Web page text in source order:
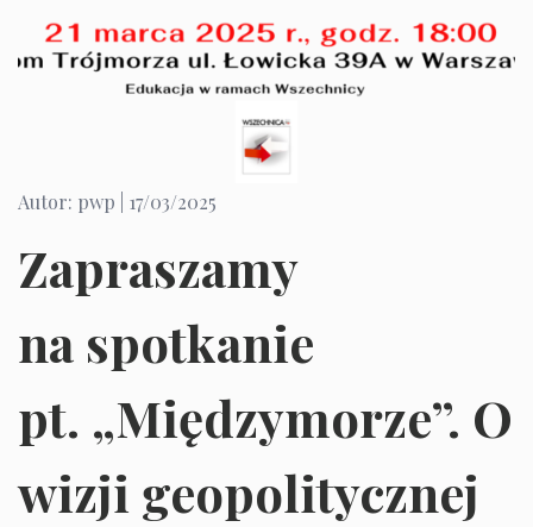
Autor: pwp | 17/03/2025
Zapraszamy
na spotkanie
pt. „Międzymorze”. O
wizji geopolitycznej